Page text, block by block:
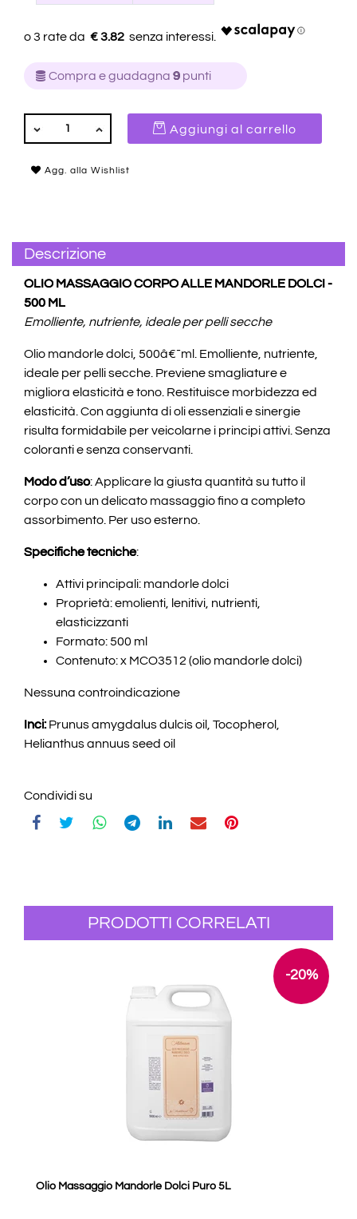
€ 3.82
Compra e guadagna 9 punti
QUANTITÀ
Aggiungi al carrello
Agg. alla Wishlist
Descrizione
OLIO MASSAGGIO CORPO ALLE MANDORLE DOLCI -
500 ML
Emolliente, nutriente, ideale per pelli secche
Olio mandorle dolci, 500â€¯ml. Emolliente, nutriente,
ideale per pelli secche. Previene smagliature e
migliora elasticità e tono. Restituisce morbidezza ed
elasticità. Con aggiunta di oli essenziali e sinergie
risulta formidabile per veicolarne i principi attivi. Senza
coloranti e senza conservanti.
Modo d’uso: Applicare la giusta quantità su tutto il
corpo con un delicato massaggio fino a completo
assorbimento. Per uso esterno.
Specifiche tecniche:
Attivi principali: mandorle dolci
Proprietà: emolienti, lenitivi, nutrienti,
elasticizzanti
Formato: 500 ml
Contenuto: x MCO3512 (olio mandorle dolci)
Nessuna controindicazione
Inci:Prunus amygdalus dulcis oil, Tocopherol,
Helianthus annuus seed oil
Condividi su
PRODOTTI CORRELATI
-20%
Olio Massaggio Mandorle Dolci Puro 5L